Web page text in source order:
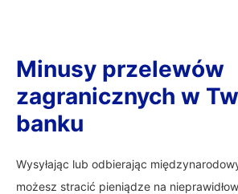
Minusy przelewów
zagranicznych w
banku
Wysyłając lub odbierając
możesz stracić pieniądze na